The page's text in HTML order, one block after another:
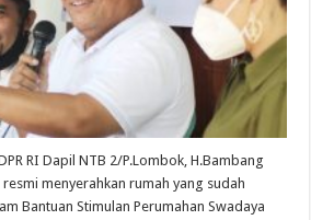
RI Dapil NTB 2/P.Lombok, H.Bambang
resmi menyerahkan rumah yang sudah
Bantuan Stimulan Perumahan Swadaya